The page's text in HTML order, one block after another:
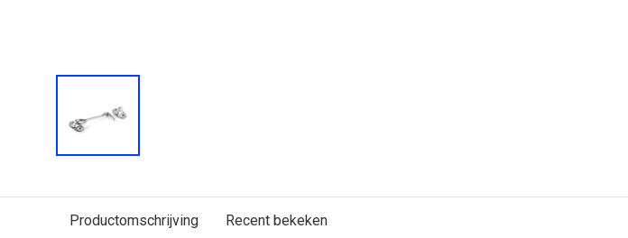
Productomschrijving Recent bekeken